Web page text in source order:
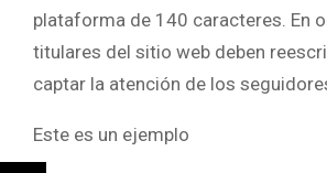
plataforma de 140 caracteres. En
titulares del sitio web deben
captar la atención de los
Este es un ejemplo